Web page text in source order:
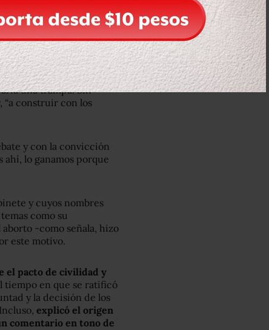
del PAN a la
debate en el que sale
de los jóvenes y su
Ahí reiteró que hubo
una trampa. Sin
“a construir con los
y con la convicción
ahí, lo ganamos porque
y cuyos nombres
como su
-como señala, hizo
este motivo.
el pacto de civilidad y
tiempo en que se ratificó
y la decisión de los
explicó el origen
comentario en tono de